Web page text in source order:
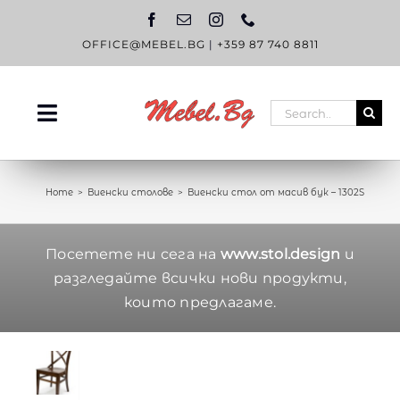
OFFICE@MEBEL.BG | +359 87 740 8811
Toggle
НАЧАЛО
OUTLET
ЗА НАС
КОНТАКТИ
Search
for:
Home Виенски столове Виенски стол от масив бук – 1302S
Посетете ни сега на www.stol.design и
разгледайте всички нови продукти,
които предлагаме.